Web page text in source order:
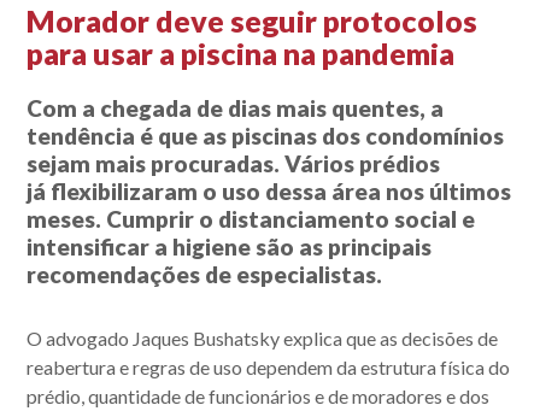
Morador deve seguir protocolos
para usar a piscina na pandemia
Com a chegada de dias mais quentes, a
tendência é que as piscinas dos condomínios
sejam mais procuradas. Vários prédios
já flexibilizaram o uso dessa área nos últimos
meses. Cumprir o distanciamento social e
intensificar a higiene são as principais
recomendações de especialistas.
O advogado Jaques Bushatsky explica que as decisões de
reabertura e regras de uso dependem da estrutura física do
prédio, quantidade de funcionários e de moradores e dos